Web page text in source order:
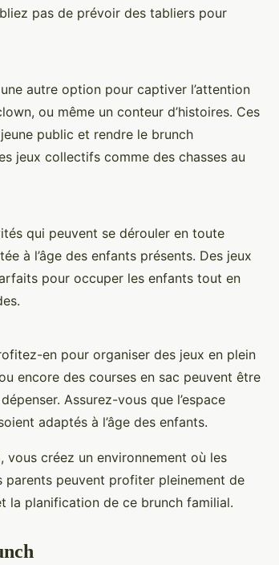
pas de prévoir des tabliers pour
autre option pour captiver l’attention
ou même un conteur d’histoires. Ces
public et rendre le brunch
jeux collectifs comme des chasses au
qui peuvent se dérouler en toute
à l’âge des enfants présents. Des jeux
pour occuper les enfants tout en
en pour organiser des jeux en plein
encore des courses en sac peuvent être
Assurez-vous que l’espace
adaptés à l’âge des enfants.
créez un environnement où les
parents peuvent profiter pleinement de
la planification de ce brunch familial.